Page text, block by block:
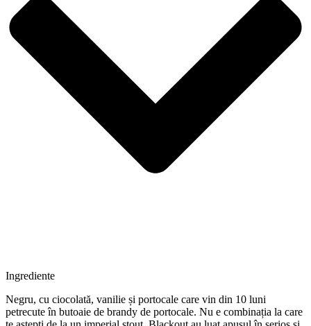
Ingrediente
Negru, cu ciocolată, vanilie și portocale care vin din 10 luni
petrecute în butoaie de brandy de portocale. Nu e combinația la care